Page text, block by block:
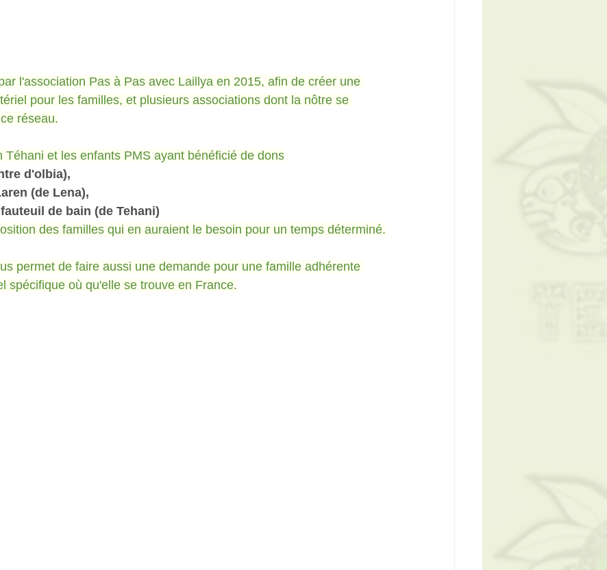
l'association Pas à Pas avec Laillya en 2015, afin de créer une
pour les familles, et plusieurs associations dont la nôtre se
réseau.
Téhani et les enfants PMS ayant bénéficié de dons
d'olbia),
(de Lena),
de bain (de Tehani)
des familles qui en auraient le besoin pour un temps déterminé.
permet de faire aussi une demande pour une famille adhérente
spécifique où qu'elle se trouve en France.